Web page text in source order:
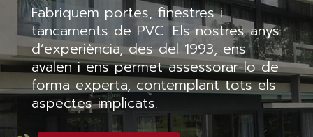
Fabriquem portes, finestres i
tancaments de PVC. Els nostres anys
d’experiència, des del 1993, ens
avalen i ens permet assessorar-lo de
forma experta, contemplant tots els
aspectes implicats.